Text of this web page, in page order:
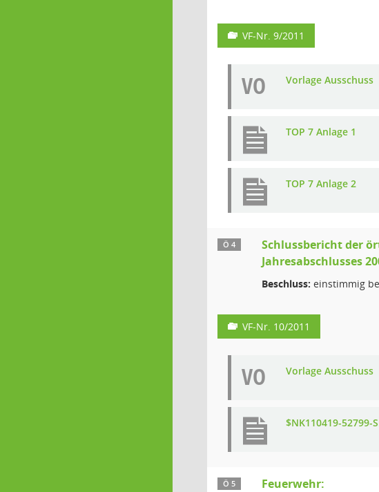
VF-Nr. 9/2011
VO Vorlage Ausschuss
TOP 7 Anlage 1
TOP 7 Anlage 2
Ö 4
Schlussbericht der
Jahresabschlusses
Beschluss: einstimmig
VF-Nr. 10/2011
VO Vorlage Ausschuss
$NK110419-52799-
Ö 5
Feuerwehr: